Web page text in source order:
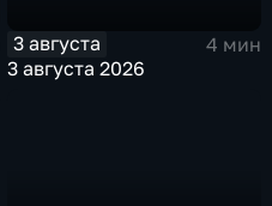
3 августа
4 мин
3 августа 2026